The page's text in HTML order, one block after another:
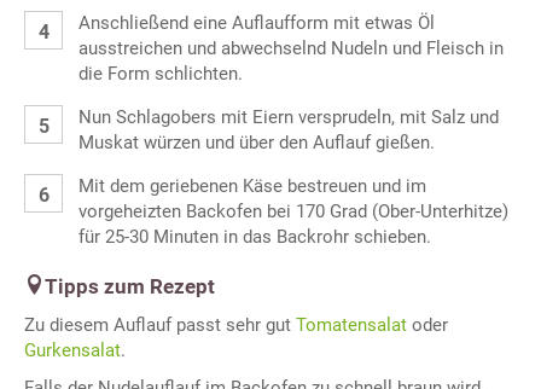
Anschließend eine Auflaufform mit etwas Öl
ausstreichen und abwechselnd Nudeln und Fleisch in
die Form schlichten.
Nun Schlagobers mit Eiern versprudeln, mit Salz und
Muskat würzen und über den Auflauf gießen.
Mit dem geriebenen Käse bestreuen und im
vorgeheizten Backofen bei 170 Grad (Ober-Unterhitze)
für 25-30 Minuten in das Backrohr schieben.
Tipps zum Rezept
Zu diesem Auflauf passt sehr gut Tomatensalat oder
Gurkensalat.